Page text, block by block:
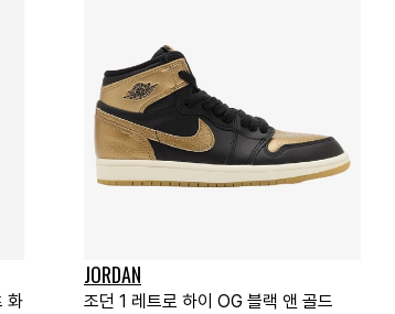
화
JORDAN
조던 1 레트로 하이 OG 블랙 앤 골드